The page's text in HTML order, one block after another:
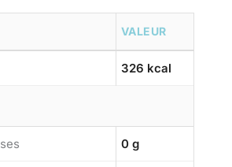
VALEUR
326 kcal
0 g